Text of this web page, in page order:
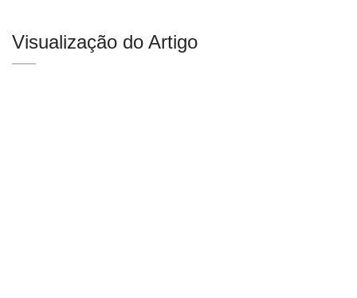
Visualização do Artigo